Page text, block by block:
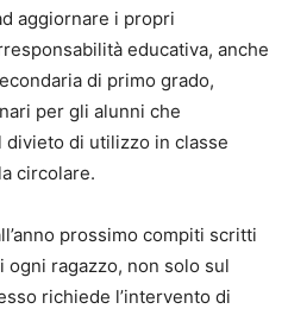
aggiornare i propri
educativa, anche
di primo grado,
per gli alunni che
di utilizzo in classe
circolare.
prossimo compiti scritti
ragazzo, non solo sul
richiede l’intervento di